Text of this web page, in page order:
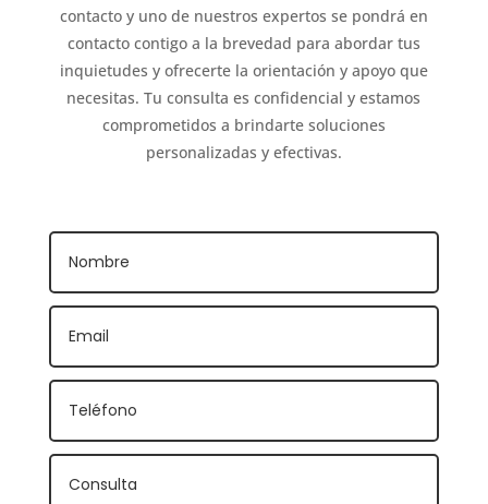
contacto y uno de nuestros expertos se pondrá en
contacto contigo a la brevedad para abordar tus
inquietudes y ofrecerte la orientación y apoyo que
necesitas. Tu consulta es confidencial y estamos
comprometidos a brindarte soluciones
personalizadas y efectivas.